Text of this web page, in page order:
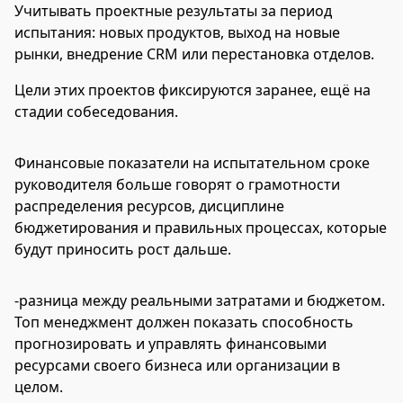
Учитывать проектные результаты за период
испытания: новых продуктов, выход на новые
рынки, внедрение CRM или перестановка отделов.
Цели этих проектов фиксируются заранее, ещё на
стадии собеседования.
Финансовые показатели на испытательном сроке
руководителя больше говорят о грамотности
распределения ресурсов, дисциплине
бюджетирования и правильных процессах, которые
будут приносить рост дальше.
-разница между реальными затратами и бюджетом.
Топ менеджмент должен показать способность
прогнозировать и управлять финансовыми
ресурсами своего бизнеса или организации в
целом.